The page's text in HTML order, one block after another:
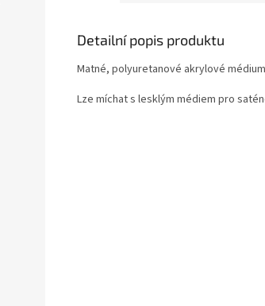
Detailní popis produktu
Matné, polyuretanové akrylové
Lze míchat s lesklým médiem pro